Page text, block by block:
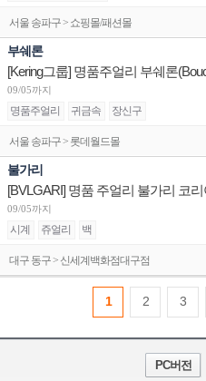
서울 송파구 > 쇼핑몰/패션몰
부쉐론
09/05까지
명품주얼리 귀금속 장신구
서울 송파구 > 롯데월드몰
불가리
09/05까지
시계 쥬얼리 백
대구 동구 > 신세계백화점대구점
1 2 3
PC버전